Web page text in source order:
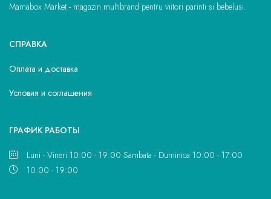
Mamabox Market - magazin multibrand pentru viitori parinti si bebelusi.
СПРАВКА
Оплата и доставка
Условия и соглашения
ГРАФИК РАБОТЫ
Luni - Vineri 10:00 - 19:00 Sambata - Duminica 10:00 - 17:00
10:00 - 19:00